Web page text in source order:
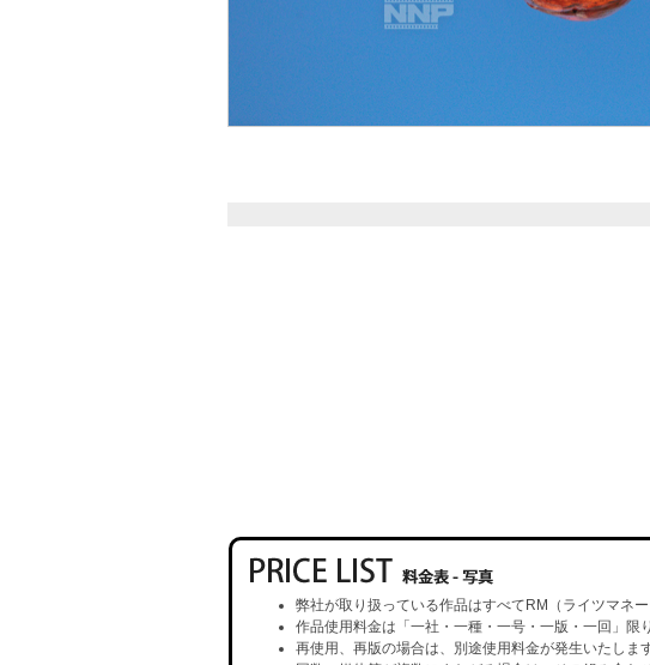
弊社が取り扱っている作品はすべてRM（ライツマネー
作品使用料金は「一社・一種・一号・一版・一回」限
再使用、再版の場合は、別途使用料金が発生いたしま